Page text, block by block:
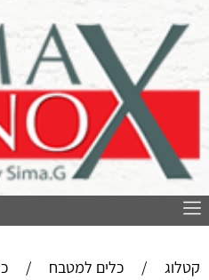
קטלוג / כלים למטבח /